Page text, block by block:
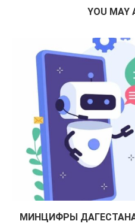
YOU MAY
МИНЦИФРЫ